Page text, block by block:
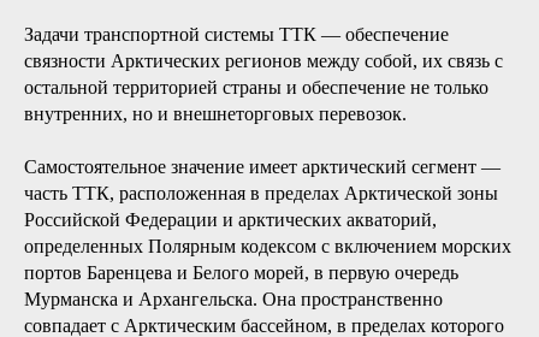
Задачи транспортной системы ТТК — обеспечение
связности Арктических регионов между собой, их связь с
остальной территорией страны и обеспечение не только
внутренних, но и внешнеторговых перевозок.
Самостоятельное значение имеет арктический сегмент —
часть ТТК, расположенная в пределах Арктической зоны
Российской Федерации и арктических акваторий,
определенных Полярным кодексом с включением морских
портов Баренцева и Белого морей, в первую очередь
Мурманска и Архангельска. Она пространственно
совпадает с Арктическим бассейном, в пределах которого